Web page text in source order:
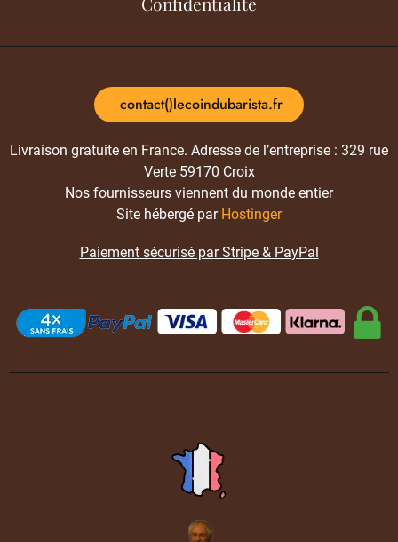
contact()lecoindubarista.fr
Livraison gratuite en France. Adresse de l’entreprise : 329 rue
Verte 59170 Croix
Nos fournisseurs viennent du monde entier
Site hébergé par Hostinger
Paiement sécurisé par Stripe & PayPal